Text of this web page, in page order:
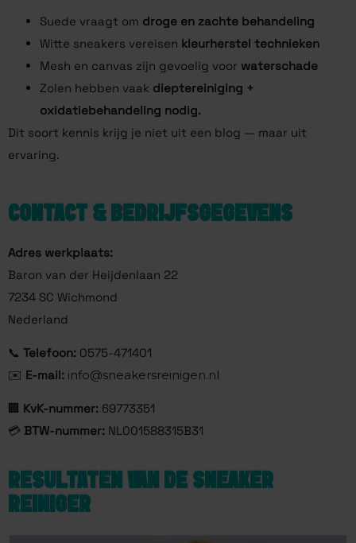
Suede vraagt om droge en zachte behandeling
Witte sneakers vereisen kleurherstel technieken
Mesh en canvas zijn gevoelig voor waterschade
Zolen hebben vaak dieptereiniging +
oxidatiebehandeling nodig.
Dit soort kennis krijg je niet uit een blog — maar uit
ervaring.
CONTACT & BEDRIJFSGEGEVENS
Adres werkplaats:
Baron van der Heijdenlaan 22
7234 SC Wichmond
Nederland
📞 Telefoon: 0575-471401
✉️ E-mail: info@sneakersreinigen.nl
🏢 KvK-nummer: 69773351
💳 BTW-nummer: NL001588315B31
RESULTATEN VAN DE SNEAKER
REINIGER